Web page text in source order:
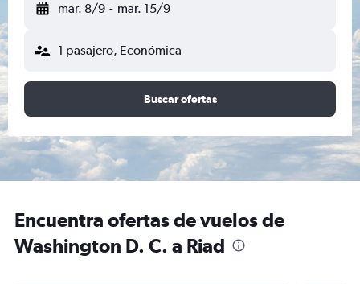
mar. 8/9 - mar. 15/9
1 pasajero, Económica
Buscar ofertas
Encuentra ofertas de vuelos de
Washington D. C. a Riad